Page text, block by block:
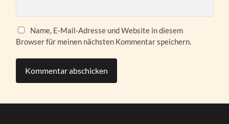
Name, E-Mail-Adresse und Website in diesem
Browser für meinen nächsten Kommentar speichern.